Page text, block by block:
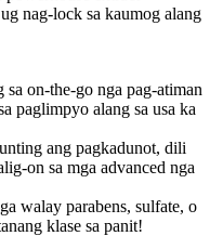
nag-lock sa kaumog alang
on-the-go nga pag-atiman
paglimpyo alang sa usa ka
ang pagkadunot, dili
on sa mga advanced nga
walay parabens, sulfate, o
klase sa panit!